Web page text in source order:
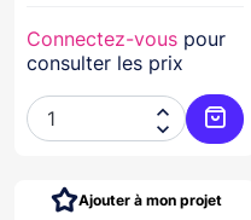
Connectez-vous pour
consulter les prix


Ajouter à mon projet